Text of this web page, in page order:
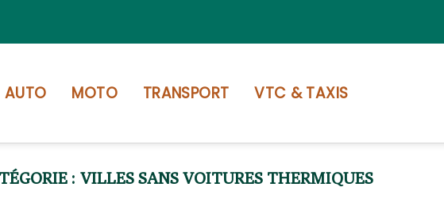
AUTO MOTO TRANSPORT VTC & TAXIS
VILLES SANS VOITURES THERMIQUES